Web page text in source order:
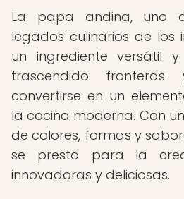
La papa andina, uno
legados culinarios de los
un ingrediente versátil
trascendido
convertirse en un
la cocina moderna. Con
de colores, formas y
se presta para la
innovadoras y deliciosas.